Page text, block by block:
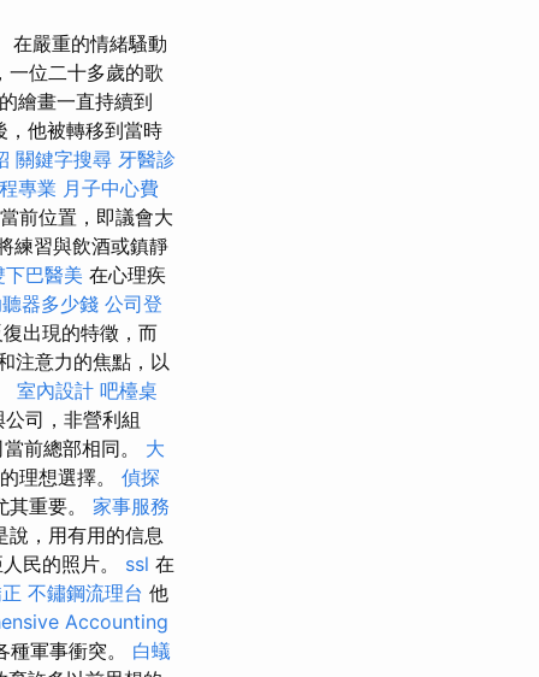
在嚴重的情緒騷動
一位二十多歲的歌
繪畫一直持續到
，他被轉移到當時
關鍵字搜尋 牙醫診
專業 月子中心費
前位置，即議會大
練習與飲酒或鎮靜
下巴醫美 在心理疾
器多少錢 公司登
出現的特徵，而
注意力的焦點，以
室內設計 吧檯桌
公司，非營利組
前總部相同。 大
理想選擇。 偵探
重要。 家事服務
說，用有用的信息
民的照片。 ssl 在
不鏽鋼流理台 他
Accounting
軍事衝突。 白蟻